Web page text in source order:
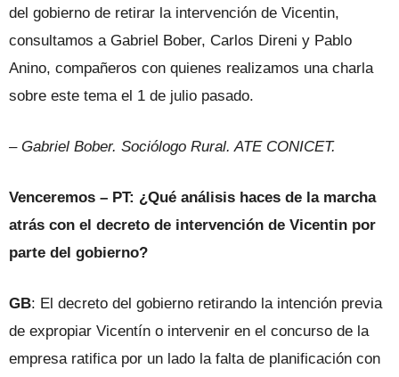
del gobierno de retirar la intervención de Vicentin,
consultamos a Gabriel Bober, Carlos Direni y Pablo
Anino, compañeros con quienes realizamos una charla
sobre este tema el 1 de julio pasado.
– Gabriel Bober. Sociólogo Rural. ATE CONICET.
Venceremos – PT: ¿Qué análisis haces de la marcha
atrás con el decreto de intervención de Vicentin por
parte del gobierno?
GB: El decreto del gobierno retirando la intención previa
de expropiar Vicentín o intervenir en el concurso de la
empresa ratifica por un lado la falta de planificación con